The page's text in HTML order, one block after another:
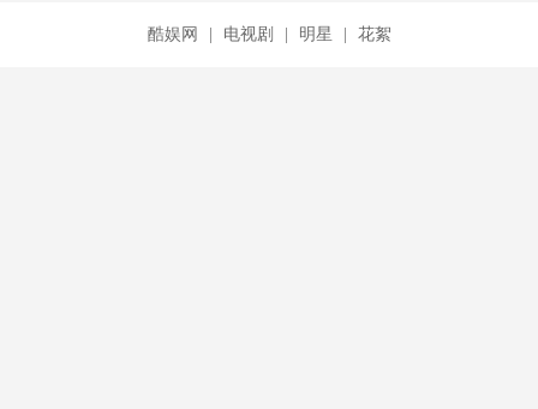
酷娱网 | 电视剧 | 明星 | 花絮